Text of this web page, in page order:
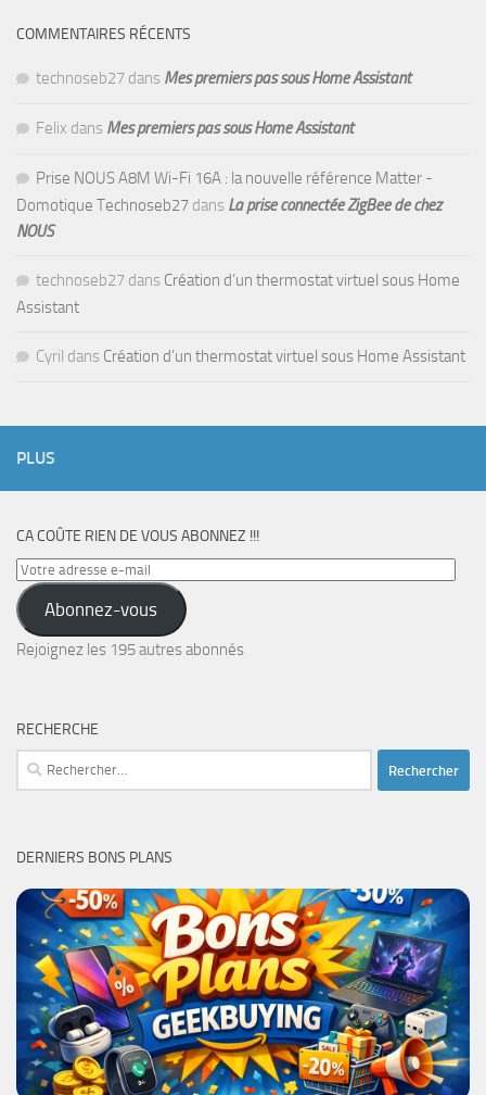
COMMENTAIRES RÉCENTS
technoseb27 dans Mes premiers pas sous Home Assistant
Felix dans Mes premiers pas sous Home Assistant
Prise NOUS A8M Wi-Fi 16A : la nouvelle référence Matter -
Domotique Technoseb27 dans La prise connectée ZigBee de chez
NOUS
technoseb27 dans Création d’un thermostat virtuel sous Home
Assistant
Cyril dans Création d’un thermostat virtuel sous Home Assistant
PLUS
CA COÛTE RIEN DE VOUS ABONNEZ !!!
Votre
adresse
e-
mail
Abonnez-vous
Rejoignez les 195 autres abonnés
RECHERCHE
Rechercher :
DERNIERS BONS PLANS